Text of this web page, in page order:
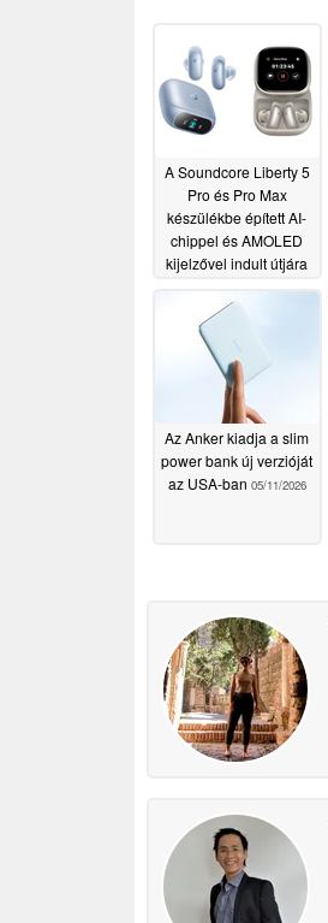
A Soundcore Liberty 5
Pro és Pro Max
készülékbe épített AI-
chippel és AMOLED
kijelzővel indult útjára
Az Anker kiadja a slim
power bank új verzióját
az USA-ban 05/11/2026